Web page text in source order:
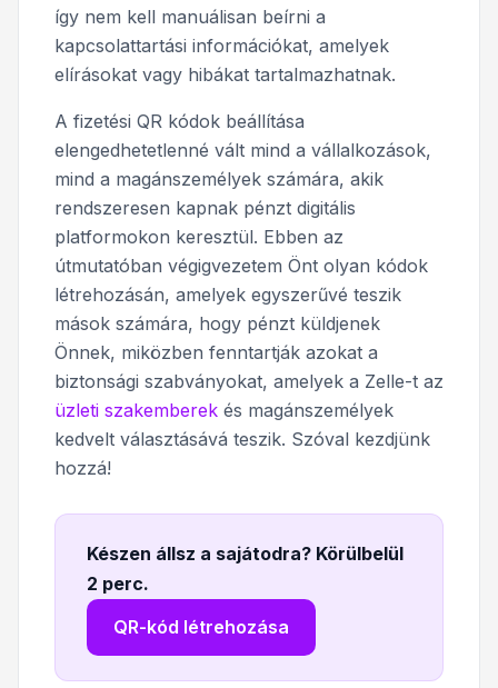
így nem kell manuálisan beírni a
kapcsolattartási információkat, amelyek
elírásokat vagy hibákat tartalmazhatnak.
A fizetési QR kódok beállítása
elengedhetetlenné vált mind a vállalkozások,
mind a magánszemélyek számára, akik
rendszeresen kapnak pénzt digitális
platformokon keresztül. Ebben az
útmutatóban végigvezetem Önt olyan kódok
létrehozásán, amelyek egyszerűvé teszik
mások számára, hogy pénzt küldjenek
Önnek, miközben fenntartják azokat a
biztonsági szabványokat, amelyek a Zelle-t az
üzleti szakemberek és magánszemélyek
kedvelt választásává teszik. Szóval kezdjünk
hozzá!
Készen állsz a sajátodra? Körülbelül
2 perc.
QR-kód létrehozása